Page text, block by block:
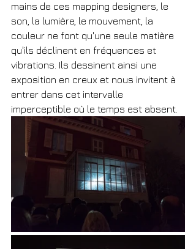
mains de ces mapping designers, le
son, la lumière, le mouvement, la
couleur ne font qu'une seule matière
qu'ils déclinent en fréquences et
vibrations. Ils dessinent ainsi une
exposition en creux et nous invitent à
entrer dans cet intervalle
imperceptible où le temps est absent.